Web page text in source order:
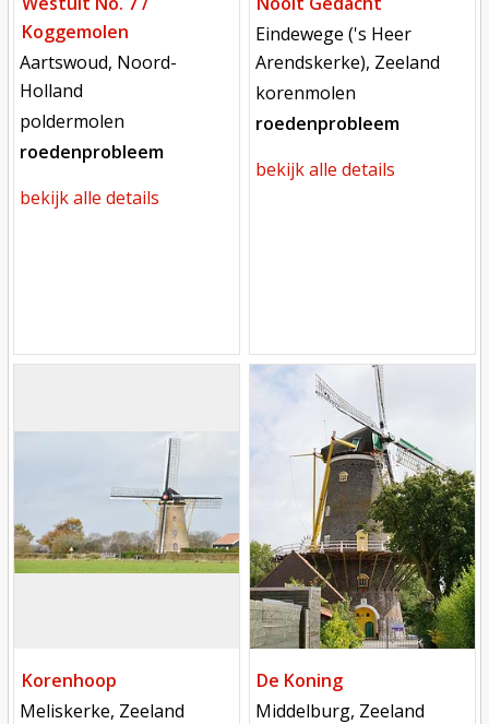
Koggemolen
locatie
Aartswoud, Noord-
Holland
functie
poldermolen
roedenprobleem
bekijk alle details
locatie
Eindewege ('s Heer
Arendskerke), Zeeland
functie
korenmolen
roedenprobleem
bekijk alle details
Korenhoop
locatie
Meliskerke, Zeeland
Mill
De Koning
locatie
Middelburg, Zeeland